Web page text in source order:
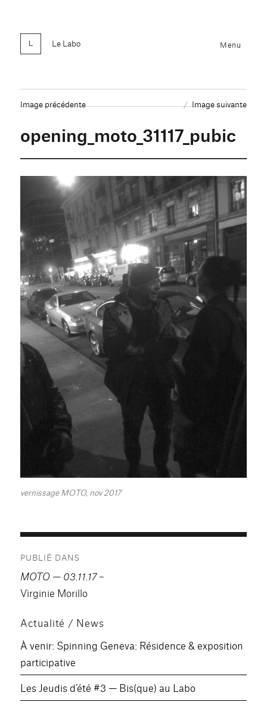
Le Labo Menu
Image précédente Image suivante
opening_moto_31117_pubic
vernissage MOTO, nov 2017
de
l’article
PUBLIÉ DANS
MOTO — 03.11.17–
Virginie Morillo
Actualité / News
À venir: Spinning Geneva: Résidence & exposition
participative
Les Jeudis d’été #3 — Bis(que) au Labo